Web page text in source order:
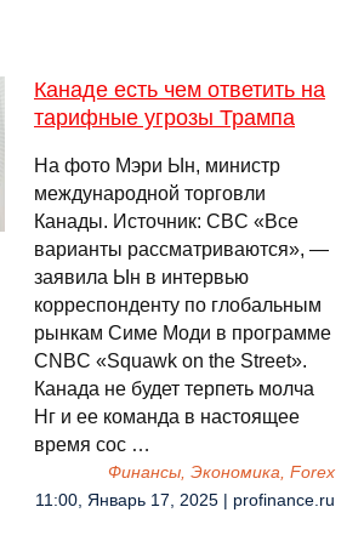
Канаде есть чем ответить на
тарифные угрозы Трампа
На фото Мэри Ын, министр
международной торговли
Канады. Источник: CBC «Все
варианты рассматриваются», —
заявила Ын в интервью
корреспонденту по глобальным
рынкам Симе Моди в программе
CNBC «Squawk on the Street».
Канада не будет терпеть молча
Нг и ее команда в настоящее
время сос …
Финансы, Экономика, Forex
11:00, Январь 17, 2025 | profinance.ru